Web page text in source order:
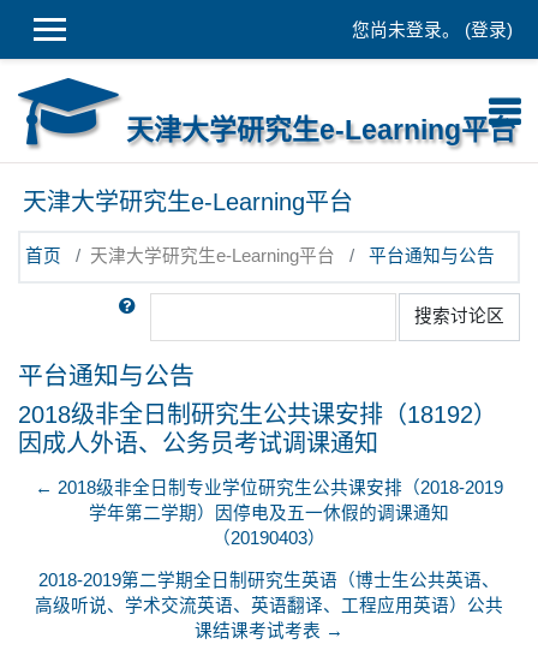
您尚未登录。 (登录)
天津大学研究生e-Learning平台
天津大学研究生e-Learning平台
首页 天津大学研究生e-Learning平台 平台通知与公告
搜索
搜索讨论区
平台通知与公告
2018级非全日制研究生公共课安排（18192）
因成人外语、公务员考试调课通知
← 2018级非全日制专业学位研究生公共课安排（2018-2019
学年第二学期）因停电及五一休假的调课通知
（20190403）
2018-2019第二学期全日制研究生英语（博士生公共英语、
高级听说、学术交流英语、英语翻译、工程应用英语）公共
课结课考试考表 →